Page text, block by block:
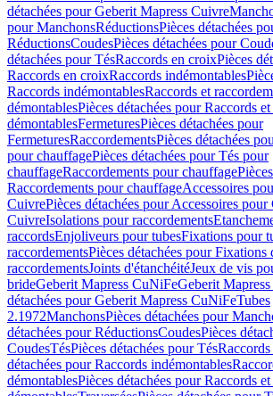
détachées pour Geberit Mapress Cuivre
pour ManchonsRéductionsPièces détachées
RéductionsCoudesPièces détachées pour
détachées pour TésRaccords en croixPièces
Raccords en croixRaccords indémontables
Raccords indémontablesRaccords et
démontablesPièces détachées pour Raccords
démontablesFermeturesPièces détachées pour
FermeturesRaccordementsPièces détachées
pour chauffagePièces détachées pour Tés pour
chauffageRaccordements pour chauffage
Raccordements pour chauffageAccessoires
CuivrePièces détachées pour Accessoires
CuivreIsolations pour raccordements
raccordsEnjoliveurs pour tubesFixations pour
raccordementsPièces détachées pour Fixations
raccordementsJoints d'étanchéitéJeux de vis
brideGeberit Mapress CuNiFeGeberit
détachées pour Geberit Mapress CuNiFeTubes
2.1972ManchonsPièces détachées pour
détachées pour RéductionsCoudesPièces
CoudesTésPièces détachées pour Tés
détachées pour Raccords indémontables
démontablesPièces détachées pour Raccords